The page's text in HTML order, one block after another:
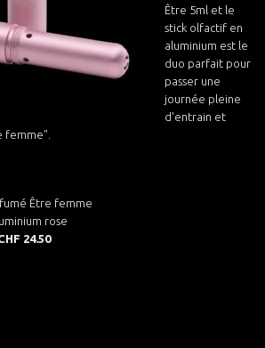
Être 5ml et le
stick olfactif en
aluminium est le
duo parfait pour
passer une
journée pleine
d'entrain et
femme".
Être femme
rose
24.50